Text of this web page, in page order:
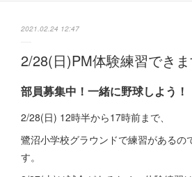
2021.02.24 12:47
2/28(日)PM体験練習でき
部員募集中！一緒に野球しよう！
2/28(日) 12時半から17時前まで、
鷺沼小学校グラウンドで練習があるの
す。